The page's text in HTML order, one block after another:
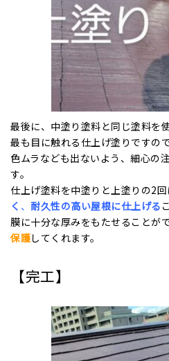
最後に、中塗り塗料と同じ塗料を
最も目に触れる仕上げ塗りですの
⾊ムラなども出ないよう、細心の
す。
仕上げ塗料を中塗りと上塗りの2
く 、 耐久性の高い屋根に仕上げる
膜に十分な厚みをもたせることがで
保護してくれます。
【完工】